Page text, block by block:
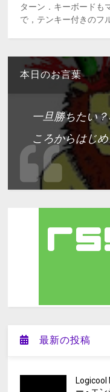
ターン．キーボードも
で，テンキー付きのフ
本日のお言葉
一旦勝ちたい
ころからはじ
最新の投稿
Logicool